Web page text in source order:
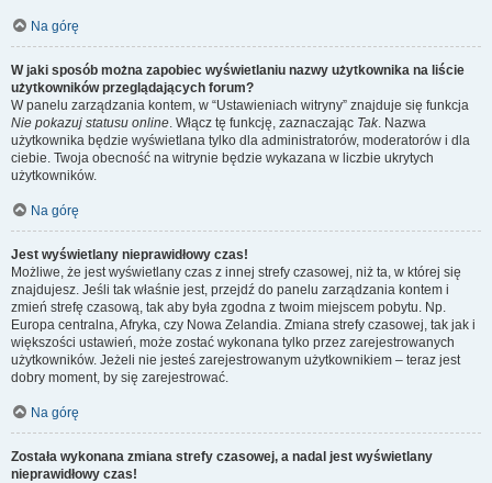
Na górę
W jaki sposób można zapobiec wyświetlaniu nazwy użytkownika na liście
użytkowników przeglądających forum?
W panelu zarządzania kontem, w “Ustawieniach witryny” znajduje się funkcja
Nie pokazuj statusu online. Włącz tę funkcję, zaznaczając Tak. Nazwa
użytkownika będzie wyświetlana tylko dla administratorów, moderatorów i dla
ciebie. Twoja obecność na witrynie będzie wykazana w liczbie ukrytych
użytkowników.
Na górę
Jest wyświetlany nieprawidłowy czas!
Możliwe, że jest wyświetlany czas z innej strefy czasowej, niż ta, w której się
znajdujesz. Jeśli tak właśnie jest, przejdź do panelu zarządzania kontem i
zmień strefę czasową, tak aby była zgodna z twoim miejscem pobytu. Np.
Europa centralna, Afryka, czy Nowa Zelandia. Zmiana strefy czasowej, tak jak i
większości ustawień, może zostać wykonana tylko przez zarejestrowanych
użytkowników. Jeżeli nie jesteś zarejestrowanym użytkownikiem – teraz jest
dobry moment, by się zarejestrować.
Na górę
Została wykonana zmiana strefy czasowej, a nadal jest wyświetlany
nieprawidłowy czas!